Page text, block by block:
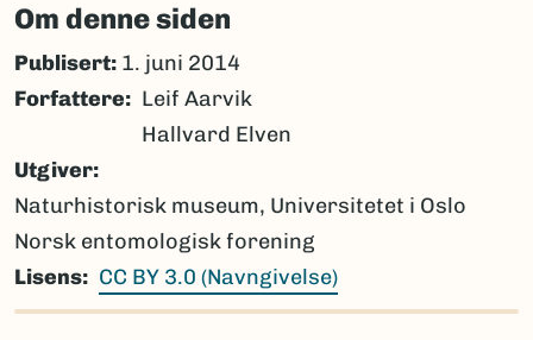
Om denne siden
Publisert: 1. juni 2014
Forfattere
Leif Aarvik
Hallvard Elven
Utgiver
Naturhistorisk museum, Universitetet i Oslo
Norsk entomologisk forening
Lisens
CC BY 3.0 (Navngivelse)